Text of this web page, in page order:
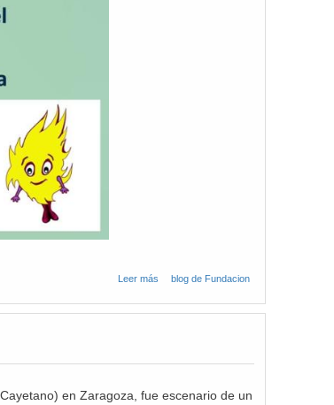
Leer más sobre Día 01 y 08 de
blog de Fundacion
en Zaragoza, fue escenario de un